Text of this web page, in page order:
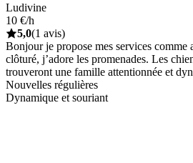
Ludivine
10 €/h
5,0(1 avis)
Bonjour je propose mes services comme
clôturé, j’adore les promenades. Les
trouveront une famille attentionnée et
Nouvelles régulières
Dynamique et souriant